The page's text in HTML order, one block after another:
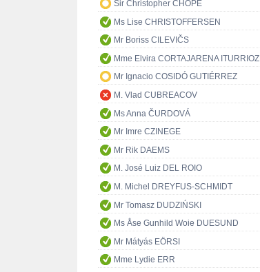
Sir Christopher CHOPE
Ms Lise CHRISTOFFERSEN
Mr Boriss CILEVIČS
Mme Elvira CORTAJARENA ITURRIOZ
Mr Ignacio COSIDÓ GUTIÉRREZ
M. Vlad CUBREACOV
Ms Anna ČURDOVÁ
Mr Imre CZINEGE
Mr Rik DAEMS
M. José Luiz DEL ROIO
M. Michel DREYFUS-SCHMIDT
Mr Tomasz DUDZIŃSKI
Ms Åse Gunhild Woie DUESUND
Mr Mátyás EÖRSI
Mme Lydie ERR